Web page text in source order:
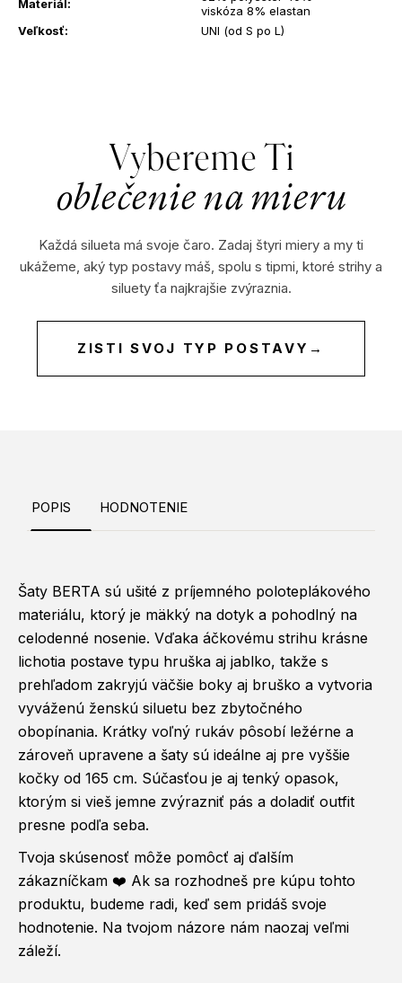
Materiál:
viskóza 8% elastan
Veľkosť: UNI (od S po L)
Vybereme Ti
oblečenie na mieru
Každá silueta má svoje čaro. Zadaj štyri miery a my ti
ukážeme, aký typ postavy máš, spolu s tipmi, ktoré strihy a
siluety ťa najkrajšie zvýraznia.
ZISTI SVOJ TYP POSTAVY →
POPIS HODNOTENIE
Šaty BERTA sú ušité z príjemného poloteplákového
materiálu, ktorý je mäkký na dotyk a pohodlný na
celodenné nosenie. Vďaka áčkovému strihu krásne
lichotia postave typu hruška aj jablko, takže s
prehľadom zakryjú väčšie boky aj bruško a vytvoria
vyváženú ženskú siluetu bez zbytočného
obopínania. Krátky voľný rukáv pôsobí ležérne a
zároveň upravene a šaty sú ideálne aj pre vyššie
kočky od 165 cm. Súčasťou je aj tenký opasok,
ktorým si vieš jemne zvýrazniť pás a doladiť outfit
presne podľa seba.
Tvoja skúsenosť môže pomôcť aj ďalším
zákazníčkam ❤️ Ak sa rozhodneš pre kúpu tohto
produktu, budeme radi, keď sem pridáš svoje
hodnotenie. Na tvojom názore nám naozaj veľmi
záleží.
HĽADAŤ